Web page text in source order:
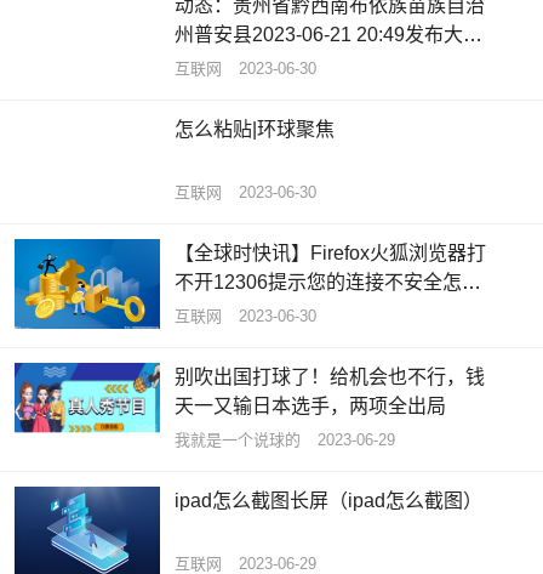
动态：贵州省黔西南布依族苗族自治
州普安县2023-06-21 20:49发布大雾
黄色预警
互联网 2023-06-30
怎么粘贴|环球聚焦
互联网 2023-06-30
【全球时快讯】Firefox火狐浏览器打
不开12306提示您的连接不安全怎么
办
互联网 2023-06-30
别吹出国打球了！给机会也不行，钱
天一又输日本选手，两项全出局
我就是一个说球的 2023-06-29
ipad怎么截图长屏（ipad怎么截图）
互联网 2023-06-29